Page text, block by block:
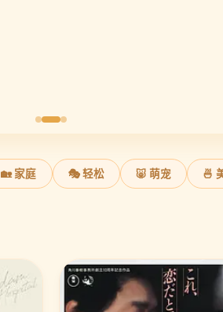
🏡 家庭 🎭 轻松 🐷 萌宠 🍜